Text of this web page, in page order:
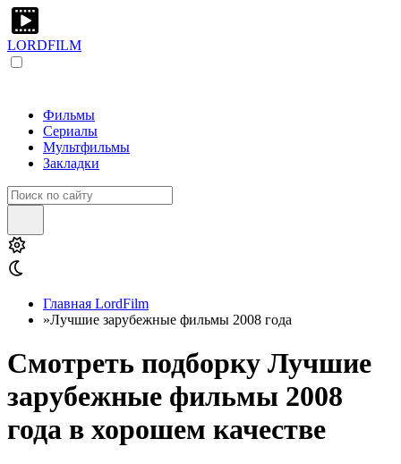
LORDFILM
Фильмы
Сериалы
Мультфильмы
Закладки
Главная LordFilm
»Лучшие зарубежные фильмы 2008 года
Смотреть подборку Лучшие
зарубежные фильмы 2008
года в хорошем качестве